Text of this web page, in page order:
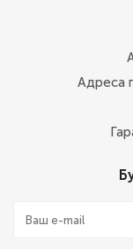
Адреса